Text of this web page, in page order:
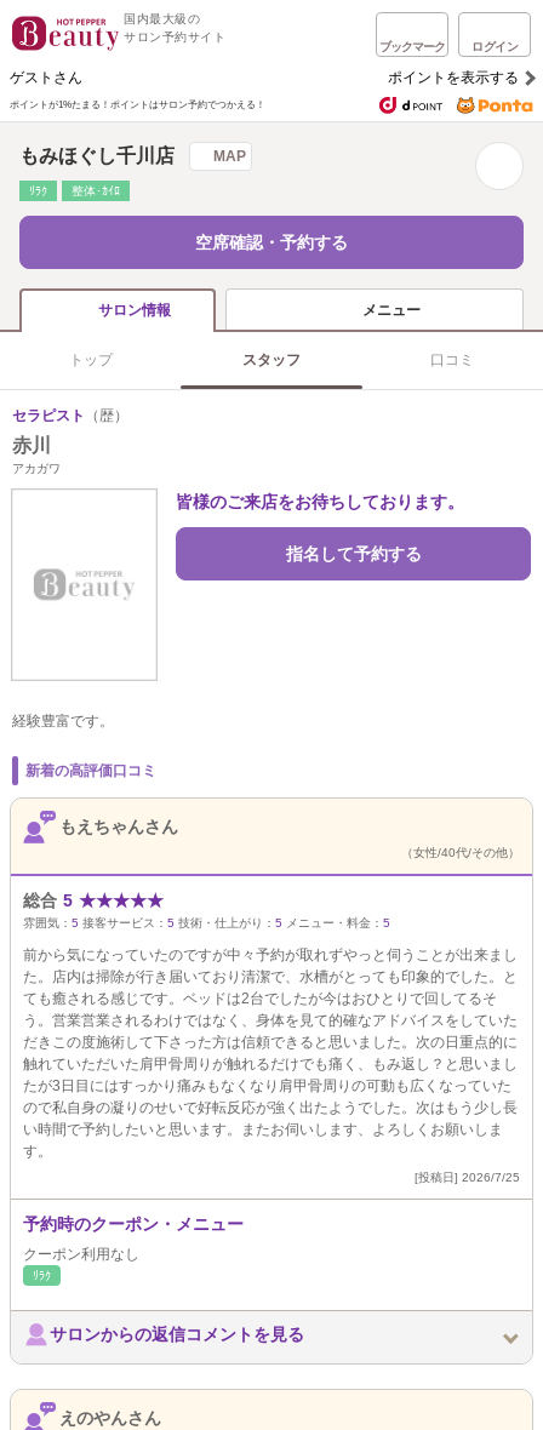
国内最大級の
サロン予約サイト
ブックマーク ログイン
ゲストさん ポイントを表示する
ポイントが1%たまる！ ポイントはサロン予約でつかえる！
もみほぐし千川店 MAP
ﾘﾗｸ 整体･ｶｲﾛ
空席確認・予約する
サロン情報 メニュー
トップ スタッフ 口コミ
セラピスト （歴）
赤川
アカガワ
皆様のご来店をお待ちしております。
指名して予約する
経験豊富です。
新着の高評価口コミ
もえちゃんさん
（女性/40代/その他）
総合 5 ★★★★★
雰囲気： 5 接客サービス： 5 技術・仕上がり： 5 メニュー・料金： 5
前から気になっていたのですが中々予約が取れずやっと伺うことが出来まし
た。店内は掃除が行き届いており清潔で、水槽がとっても印象的でした。と
ても癒される感じです。ベッドは2台でしたが今はおひとりで回してるそ
う。営業営業されるわけではなく、身体を見て的確なアドバイスをしていた
だきこの度施術して下さった方は信頼できると思いました。次の日重点的に
触れていただいた肩甲骨周りが触れるだけでも痛く、もみ返し？と思いまし
たが3日目にはすっかり痛みもなくなり肩甲骨周りの可動も広くなっていた
ので私自身の凝りのせいで好転反応が強く出たようでした。次はもう少し長
い時間で予約したいと思います。またお伺いします、よろしくお願いしま
す。
[投稿日] 2026/7/25
予約時のクーポン・メニュー
クーポン利用なし
ﾘﾗｸ
サロンからの返信コメントを見る
えのやんさん